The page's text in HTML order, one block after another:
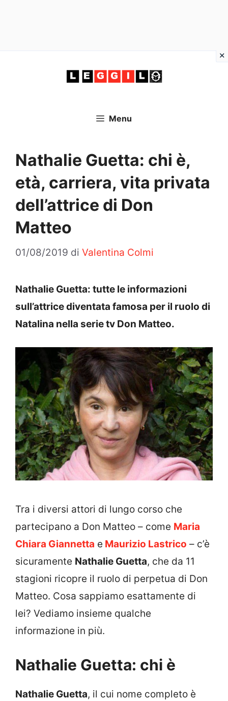
Menu
Nathalie Guetta: chi è,
età, carriera, vita privata
dell’attrice di Don
Matteo
01/08/2019 di Valentina Colmi
Nathalie Guetta: tutte le informazioni
sull’attrice diventata famosa per il ruolo di
Natalina nella serie tv Don Matteo.
Tra i diversi attori di lungo corso che
partecipano a Don Matteo – come Maria
Chiara Giannetta e Maurizio Lastrico – c’è
sicuramente Nathalie Guetta, che da 11
stagioni ricopre il ruolo di perpetua di Don
Matteo. Cosa sappiamo esattamente di
lei? Vediamo insieme qualche
informazione in più.
Nathalie Guetta: chi è
Nathalie Guetta, il cui nome completo è